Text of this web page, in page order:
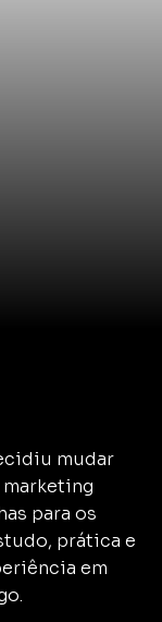
mudar
para os
prática e
em